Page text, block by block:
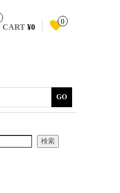
CART ¥0
0
GO
検索